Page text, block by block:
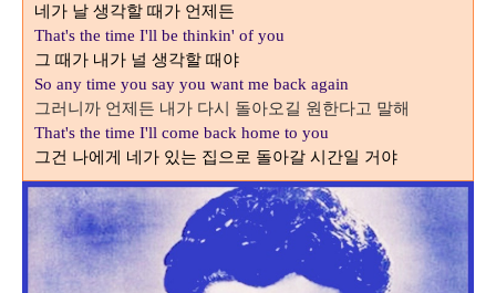
네가 날 생각할 때가 언제든
That's the time I'll be thinkin' of you
그 때가 내가 널 생각할 때야
So any time you say you want me back again
그러니까 언제든 내가 다시 돌아오길 원한다고 말해
That's the time I'll come back home to you
그건 나에게 네가 있는 집으로 돌아갈 시간일 거야